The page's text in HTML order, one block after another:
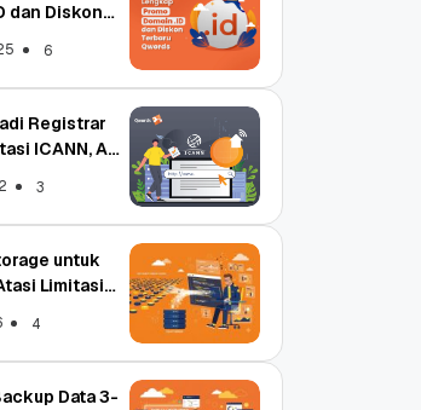
dan Diskon
6
Registrar
ICANN, Apa
3
untuk
Limitasi
4
Data 3-